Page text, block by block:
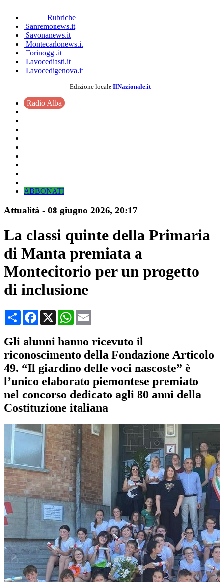
Rubriche
Sanremonews.it
Savonanews.it
Montecarlonews.it
Torinoggi.it
Lavocediasti.it
Lavocedigenova.it
Edizione locale IlNazionale.it
Radio Alba
ABBONATI
Attualità - 08 giugno 2026, 20:17
La classi quinte della Primaria
di Manta premiata a
Montecitorio per un progetto
di inclusione
CondividiFacebook
X WhatsApp
Gli alunni hanno ricevuto il
riconoscimento della Fondazione Articolo
49. “Il giardino delle voci nascoste” è
l’unico elaborato piemontese premiato
nel concorso dedicato agli 80 anni della
Costituzione italiana